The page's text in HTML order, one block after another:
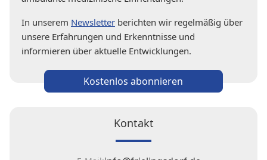
Kontakt
In unserem Newsletter berichten wir regelmäßig über
unsere Erfahrungen und Erkenntnisse und
informieren über aktuelle Entwicklungen.
Kostenlos abonnieren